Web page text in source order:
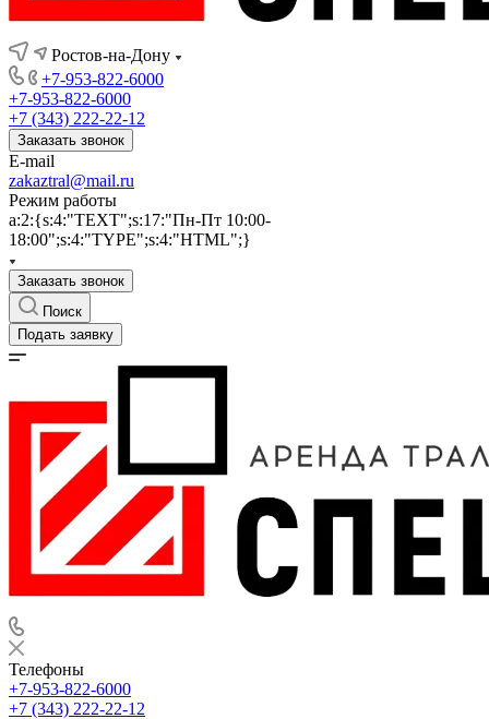
Ростов-на-Дону
+7-953-822-6000
+7-953-822-6000
+7 (343) 222-22-12
Заказать звонок
E-mail
zakaztral@mail.ru
Режим работы
a:2:{s:4:"TEXT";s:17:"Пн-Пт 10:00-
18:00";s:4:"TYPE";s:4:"HTML";}
Заказать звонок
Поиск
Подать заявку
Телефоны
+7-953-822-6000
+7 (343) 222-22-12